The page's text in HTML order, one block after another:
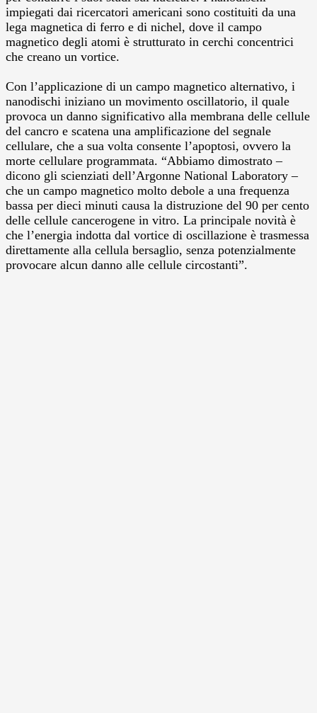
impiegati dai ricercatori americani sono costituiti da una
lega magnetica di ferro e di nichel, dove il campo
magnetico degli atomi è strutturato in cerchi concentrici
che creano un vortice.
Con l’applicazione di un campo magnetico alternativo, i
nanodischi iniziano un movimento oscillatorio, il quale
provoca un danno significativo alla membrana delle cellule
del cancro e scatena una amplificazione del segnale
cellulare, che a sua volta consente l’apoptosi, ovvero la
morte cellulare programmata. “Abbiamo dimostrato –
dicono gli scienziati dell’Argonne National Laboratory –
che un campo magnetico molto debole a una frequenza
bassa per dieci minuti causa la distruzione del 90 per cento
delle cellule cancerogene in vitro. La principale novità è
che l’energia indotta dal vortice di oscillazione è trasmessa
direttamente alla cellula bersaglio, senza potenzialmente
provocare alcun danno alle cellule circostanti”.